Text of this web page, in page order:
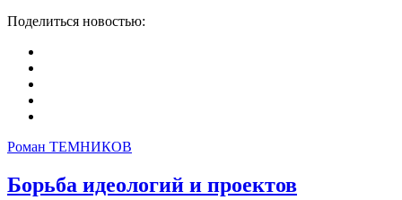
Поделиться новостью:
Роман ТЕМНИКОВ
Борьба идеологий и проектов